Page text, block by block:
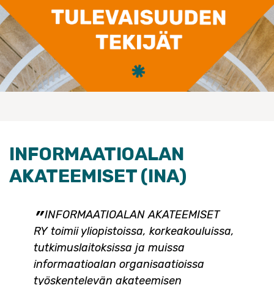
INFORMAATIOALAN
AKATEEMISET (INA)
INFORMAATIOALAN AKATEEMISET
RY toimii yliopistoissa, korkeakouluissa,
tutkimuslaitoksissa ja muissa
informaatioalan organisaatioissa
työskentelevän akateemisen